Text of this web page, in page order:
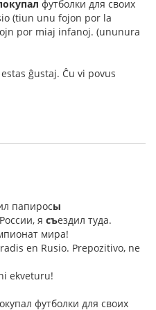
футболки для своих
(tiun unu fojon por la
por miaj infanoj. (ununura
ĝustaj. Ĉu vi povus
папиросы
я съездил туда.
мира!
en Rusio. Prepozitivo, ne
ekveturu!
футболки для своих